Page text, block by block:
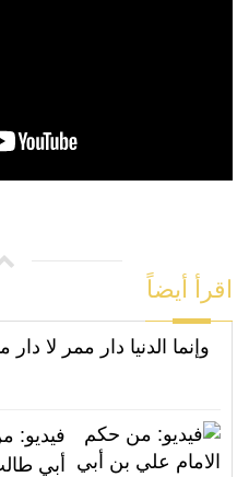
اقرأ أيضاً
وإنما الدنيا دار ممر لا دار
فيديو:
أبي